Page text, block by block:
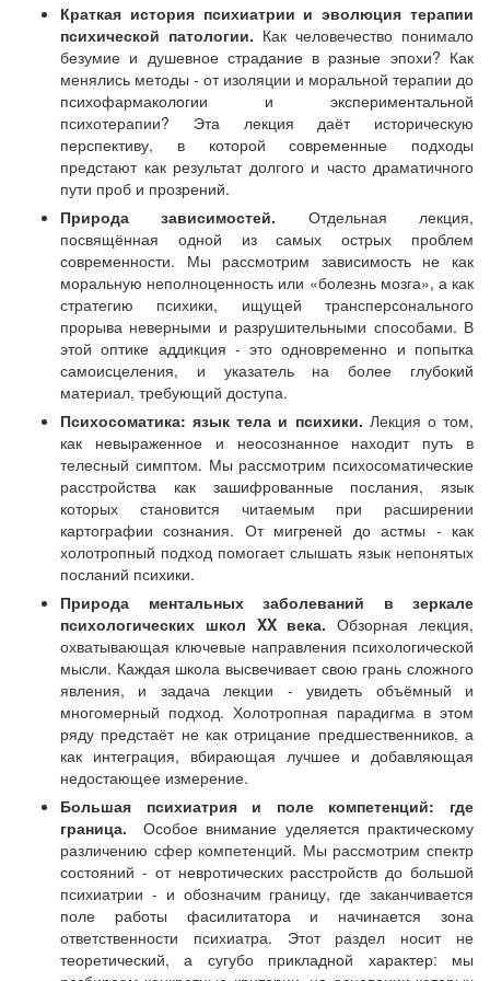
Краткая история психиатрии и эволюция терапии
психической патологии. Как человечество понимало
безумие и душевное страдание в разные эпохи? Как
менялись методы - от изоляции и моральной терапии до
психофармакологии и экспериментальной
психотерапии? Эта лекция даёт историческую
перспективу, в которой современные подходы
предстают как результат долгого и часто драматичного
пути проб и прозрений.
Природа зависимостей. Отдельная лекция,
посвящённая одной из самых острых проблем
современности. Мы рассмотрим зависимость не как
моральную неполноценность или «болезнь мозга», а как
стратегию психики, ищущей трансперсонального
прорыва неверными и разрушительными способами. В
этой оптике аддикция - это одновременно и попытка
самоисцеления, и указатель на более глубокий
материал, требующий доступа.
Психосоматика: язык тела и психики. Лекция о том,
как невыраженное и неосознанное находит путь в
телесный симптом. Мы рассмотрим психосоматические
расстройства как зашифрованные послания, язык
которых становится читаемым при расширении
картографии сознания. От мигреней до астмы - как
холотропный подход помогает слышать язык непонятых
посланий психики.
Природа ментальных заболеваний в зеркале
психологических школ XX века. Обзорная лекция,
охватывающая ключевые направления психологической
мысли. Каждая школа высвечивает свою грань сложного
явления, и задача лекции - увидеть объёмный и
многомерный подход. Холотропная парадигма в этом
ряду предстаёт не как отрицание предшественников, а
как интеграция, вбирающая лучшее и добавляющая
недостающее измерение.
Большая психиатрия и поле компетенций: где
граница.
Особое внимание уделяется практическому
различению сфер компетенций. Мы рассмотрим спектр
состояний - от невротических расстройств до большой
психиатрии - и обозначим границу, где заканчивается
поле работы фасилитатора и начинается зона
ответственности психиатра. Этот раздел носит не
теоретический, а сугубо прикладной характер: мы